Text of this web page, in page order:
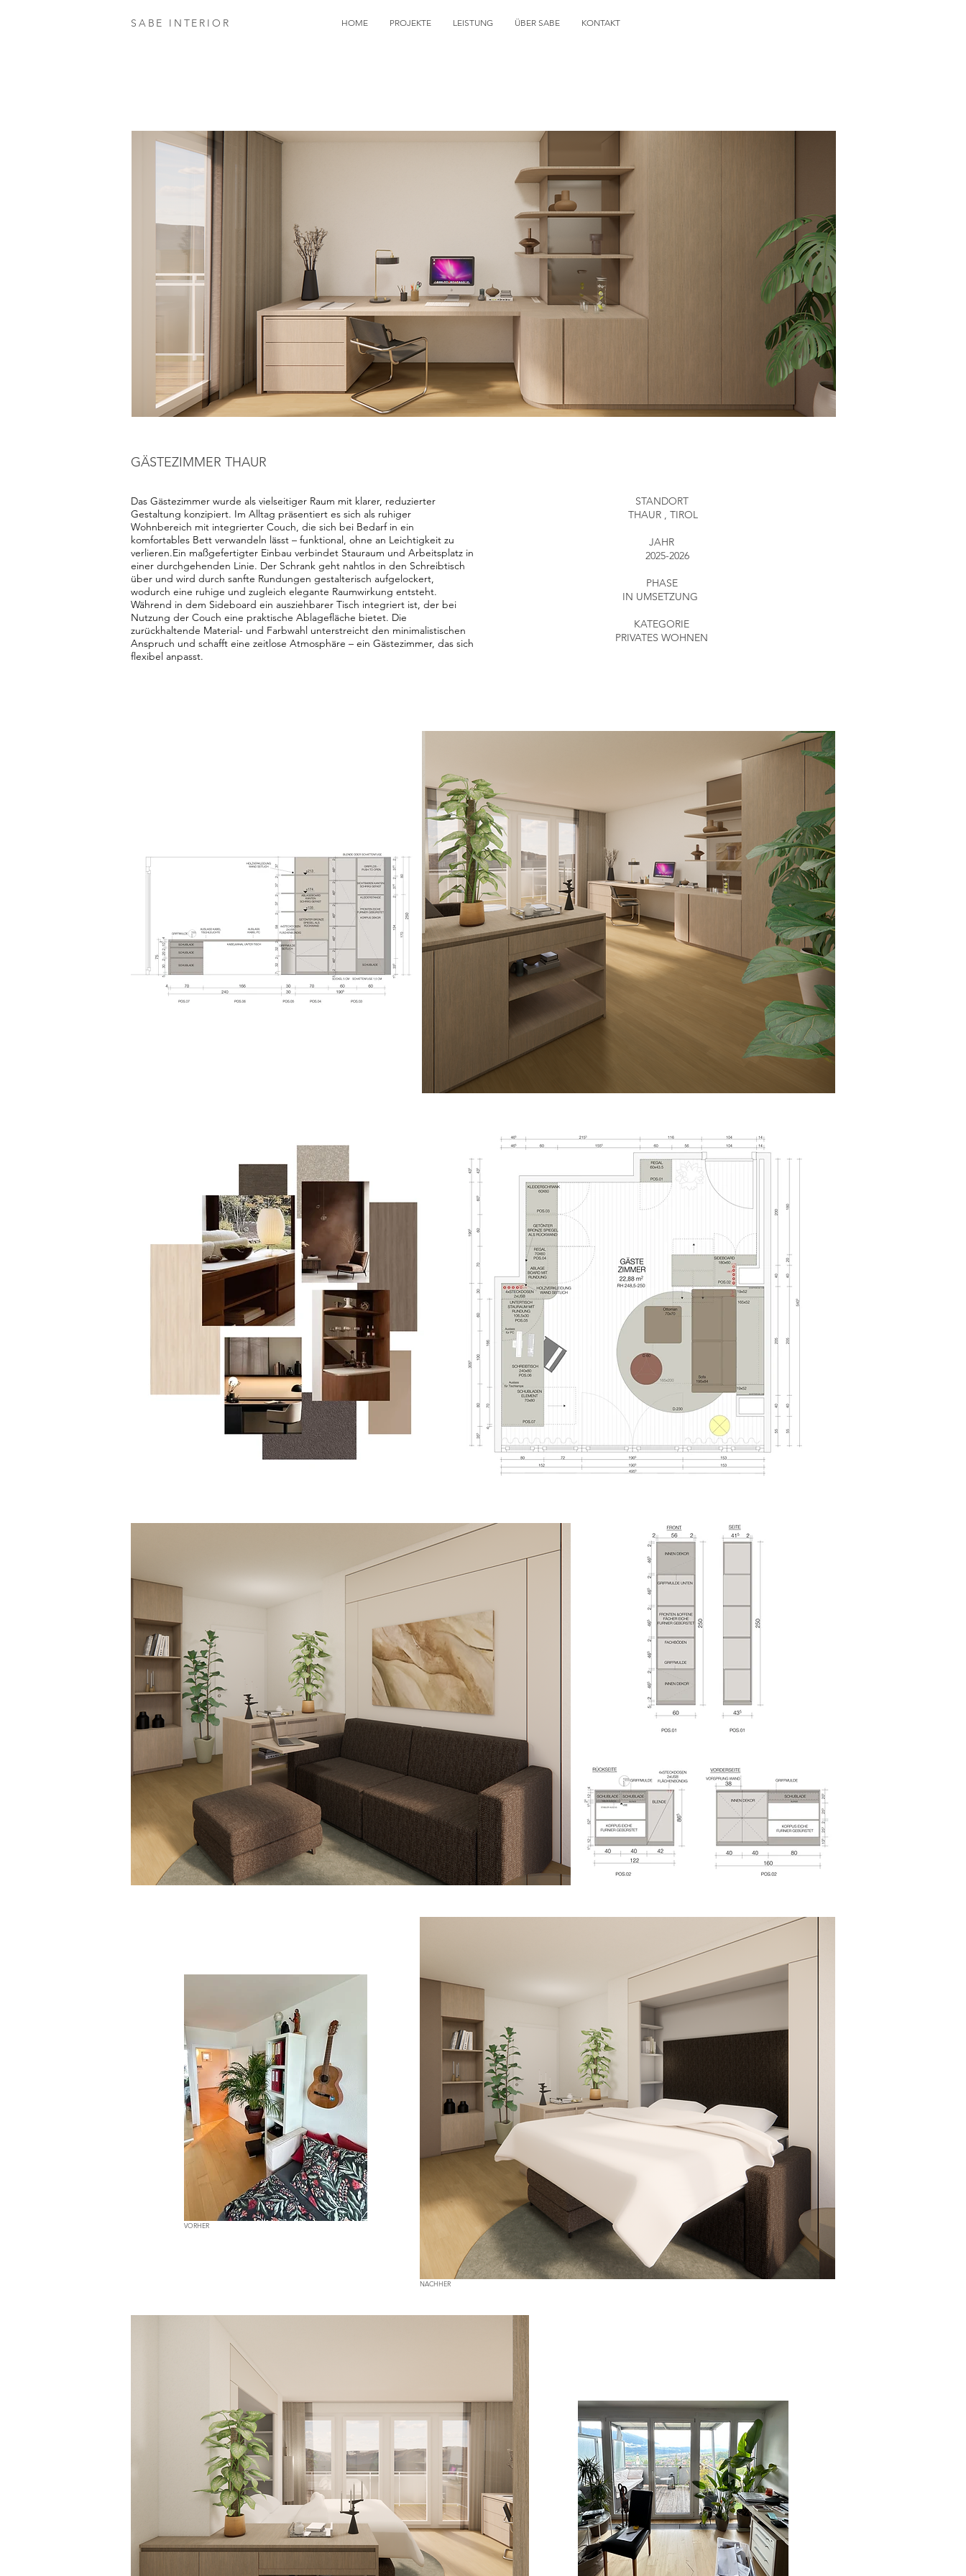
SABE INTERIOR HOME PROJEKTE LEISTUNG ÜBER SABE KONTAKT
GÄSTEZIMMER THAUR
Das Gästezimmer wurde als vielseitiger Raum mit klarer, reduzierter
Gestaltung konzipiert. Im Alltag präsentiert es sich als ruhiger
Wohnbereich mit integrierter Couch, die sich bei Bedarf in ein
komfortables Bett verwandeln lässt – funktional, ohne an Leichtigkeit zu
verlieren.Ein maßgefertigter Einbau verbindet Stauraum und Arbeitsplatz in
einer durchgehenden Linie. Der Schrank geht nahtlos in den Schreibtisch
über und wird durch sanfte Rundungen gestalterisch aufgelockert,
wodurch eine ruhige und zugleich elegante Raumwirkung entsteht.
Während in dem Sideboard ein ausziehbarer Tisch integriert ist, der bei
Nutzung der Couch eine praktische Ablagefläche bietet. Die
zurückhaltende Material- und Farbwahl unterstreicht den minimalistischen
Anspruch und schafft eine zeitlose Atmosphäre – ein Gästezimmer, das sich
flexibel anpasst.
STANDORT
THAUR , TIROL
JAHR
2025-2026
PHASE
IN UMSETZUNG
KATEGORIE
PRIVATES WOHNEN
VORHER
NACHHER